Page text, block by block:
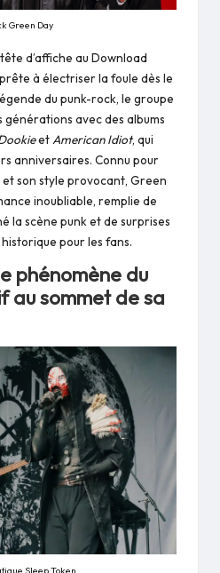
Green Day
d’affiche au Download
à électriser la foule dès le
du punk-rock, le groupe
avec des albums
etAmerican Idiot, qui
anniversaires. Connu pour
son style provocant, Green
inoubliable, remplie de
la scène punk et de surprises
pour les fans.
phénomène du
au sommet de sa